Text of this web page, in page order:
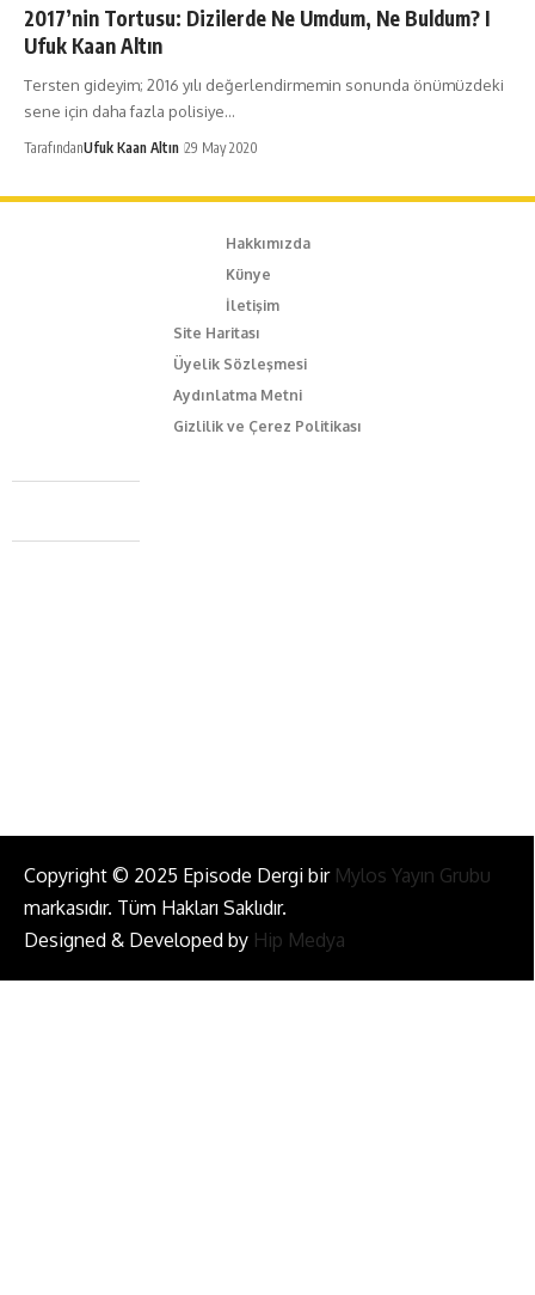
2017’nin Tortusu: Dizilerde Ne Umdum, Ne Buldum? I
Ufuk Kaan Altın
Tersten gideyim; 2016 yılı değerlendirmemin sonunda önümüzdeki
sene için daha fazla polisiye…
TarafındanUfuk Kaan Altın 29 May 2020
Hakkımızda
Künye
İletişim
Site Haritası
Üyelik Sözleşmesi
Aydınlatma Metni
Gizlilik ve Çerez Politikası
Caferağa Mah. Dr. Şakir Paşa Sok. No3/A Kadıköy İstanbul
+90 543 345 46 00
Copyright © 2025 Episode Dergi bir Mylos Yayın Grubu
markasıdır. Tüm Hakları Saklıdır.
Designed & Developed by Hip Medya